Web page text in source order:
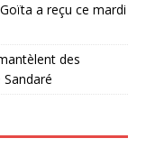
a reçu ce mardi
des